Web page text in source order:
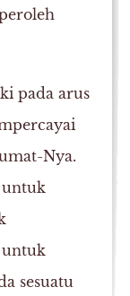
pada arus
Nya.
untuk
untuk
sesuatu